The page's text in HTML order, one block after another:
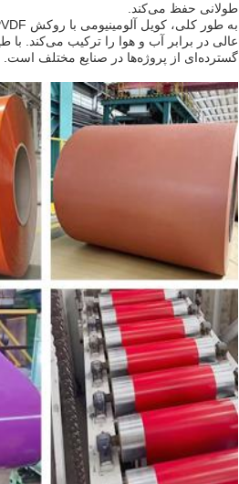
طولانی حفظ می‌کند.
عالی در برابر آب و هوا را ترکیب می‌کند.
گسترده‌ای از پروژه‌ها در صنایع مختلف است.